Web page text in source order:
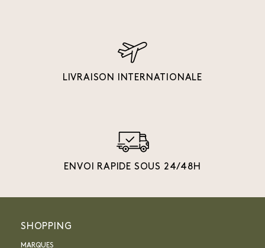
LIVRAISON INTERNATIONALE
ENVOI RAPIDE SOUS 24/48H
SHOPPING
MARQUES